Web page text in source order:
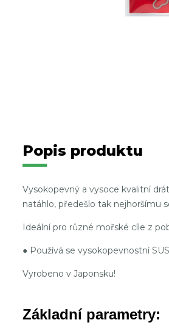
Popis produktu
Vysokopevný a vysoce kvalitní
natáhlo, předešlo tak nejhoršímu
Ideální pro různé mořské cíle z
● Používá se vysokopevnostní
Vyrobeno v Japonsku!
Základní parametry: